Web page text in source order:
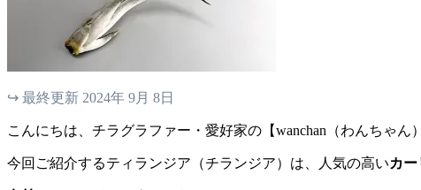
↪︎ 最終更新 2024年 9月 8日
こんにちは、チラグラファー・愛好家の【wanchan（わんちゃん
今回ご紹介するティランジア（チランジア）は、人気の高いカ